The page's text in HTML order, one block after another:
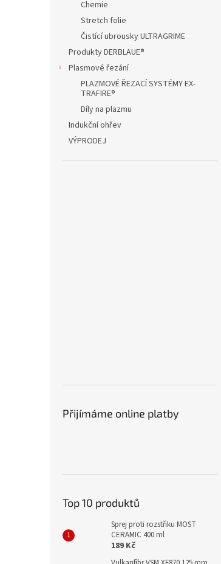
Chemie
Stretch folie
Čistící ubrousky ULTRAGRIME
Produkty DERBLAUE®
Plasmové řezání
PLAZMOVÉ ŘEZACÍ SYSTÉMY EX-
TRAFIRE®
Díly na plazmu
Indukční ohřev
VÝPRODEJ
Přijímáme online platby
Top 10 produktů
Sprej proti rozstřiku MOST
CERAMIC 400 ml
189 Kč